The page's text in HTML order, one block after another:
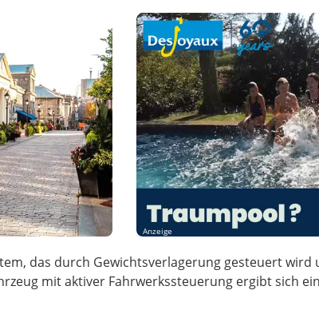
Anzeige
das durch Gewichtsverlagerung gesteuert
mit aktiver Fahrwerkssteuerung ergibt sich